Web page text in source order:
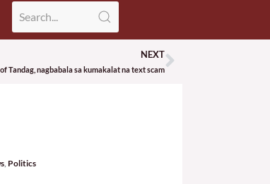
NEXT
Tandag, nagbabala sa kumakalat na text scamNext
, Politics